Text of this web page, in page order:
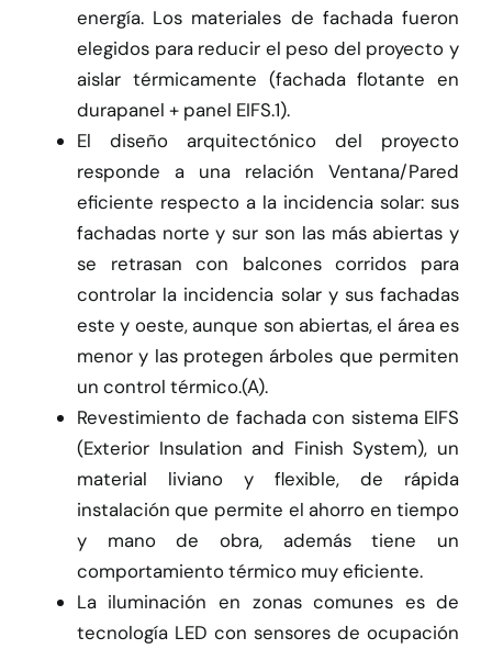
energía. Los materiales de fachada fueron
elegidos para reducir el peso del proyecto y
aislar térmicamente (fachada flotante en
durapanel + panel EIFS.1).
El diseño arquitectónico del proyecto
responde a una relación Ventana/Pared
eficiente respecto a la incidencia solar: sus
fachadas norte y sur son las más abiertas y
se retrasan con balcones corridos para
controlar la incidencia solar y sus fachadas
este y oeste, aunque son abiertas, el área es
menor y las protegen árboles que permiten
un control térmico.(A).
Revestimiento de fachada con sistema EIFS
(Exterior Insulation and Finish System), un
material liviano y flexible, de rápida
instalación que permite el ahorro en tiempo
y mano de obra, además tiene un
comportamiento térmico muy eficiente.
La iluminación en zonas comunes es de
tecnología LED con sensores de ocupación